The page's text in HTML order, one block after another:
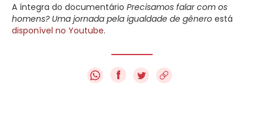
A íntegra do documentário Precisamos falar com os
homens? Uma jornada pela igualdade de gênero está
disponível no Youtube.
f